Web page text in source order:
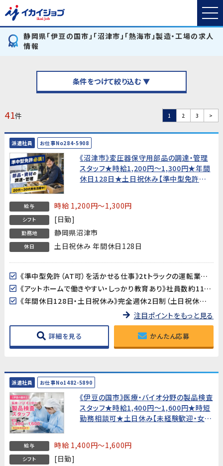
静岡県「伊豆の国市」「沼津市」「熱海市」製造・工場の求人
情報
条件をつけて絞り込む ▼
41件 1 2 3 >
派遣社員 お仕事No284-5908
《沼津市》変圧器保守用部品の調達・管理
スタッフ★時給1,200円〜1,300円★年間
休日128日★土日祝休み【準中型免許必
給与 時給 1,200円～1,300円
シフト [日勤]
勤務地 静岡県沼津市
休日 土日祝休み 年間休日128日
《準中型免許（AT可）を活かせる仕事》2tトラックの運転業務があるため、準中型免許が必須です。運転スキルを活かしながら、部品の調達・管理・出荷までを担う幅広い業務に携われます。
《アットホームで働きやすい・しっかり教育あり》社員数約110名の落ち着いた規模の製造会社です。業務の引き継ぎ・教育制度がしっかり整っており、製造業未経験の方も安心してスタートできます。
《年間休日128日・土日祝休み》完全週休2日制（土日祝休み）で、GW・夏季・年末年始の大型連休も充実。プライベートとのバランスが取りやすい環境です。
注目ポイントをもっと見る
詳細を見る かんたん応募
派遣社員 お仕事No1482-5890
《伊豆の国市》医療・バイオ分野の製品検査
スタッフ★時給1,400円〜1,600円★時短
勤務相談可★土日休み【未経験歓迎・女性
給与 時給 1,400円～1,600円
シフト [日勤]